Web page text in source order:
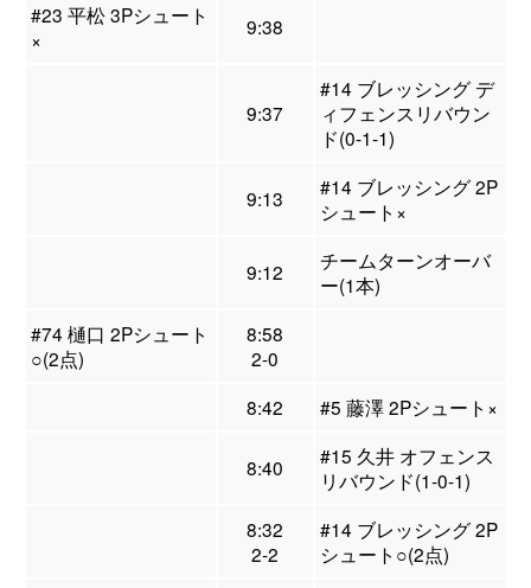
#23 平松 3Pシュート
×
9:38
9:37
#14 ブレッシング デ
ィフェンスリバウン
ド(0-1-1)
9:13
#14 ブレッシング 2P
シュート×
9:12
チームターンオーバ
ー(1本)
#74 樋口 2Pシュート
○(2点)
8:58
2-0
8:42
#5 藤澤 2Pシュート×
8:40
#15 久井 オフェンス
リバウンド(1-0-1)
8:32
2-2
#14 ブレッシング 2P
シュート○(2点)